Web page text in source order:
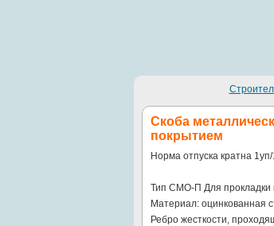
Cкоба
покрытием
Норма отпуска кратна
Тип СМО-П Для прокладки
Материал: оцинкованная
Ребро жесткости,